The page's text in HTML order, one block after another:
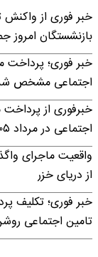
خبر فوری از واکنش
بازنشستگان امروز جمعه ۱۶
خبر فوری؛ پرداخت
اجتماعی مشخص
خبرفوری از
اجتماعی در مرداد ۱۴۰۵
واقعیت ماجرای
از دریای خزر
خبر فوری؛ تکلیف
تامین اجتماعی